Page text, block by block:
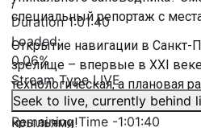
Duration1:01:40
Loaded:
0.06%
Stream TypeLIVE
Seek to live, currently behind
Remaining Time -1:01:40
специальный репортаж с
Открытие навигации в Санкт-
зрелище – впервые в XXI
технологическая, а плановая
через Неву. Большой
крыльями!